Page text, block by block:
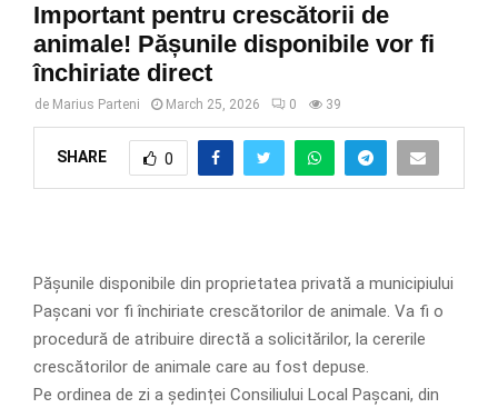
Important pentru crescătorii de
animale! Pășunile disponibile vor fi
închiriate direct
de Marius Parteni March 25, 2026 0 39
SHARE 0
Pășunile disponibile din proprietatea privată a municipiului
Pașcani vor fi închiriate crescătorilor de animale. Va fi o
procedură de atribuire directă a solicitărilor, la cererile
crescătorilor de animale care au fost depuse.
Pe ordinea de zi a ședinței Consiliului Local Pașcani, din